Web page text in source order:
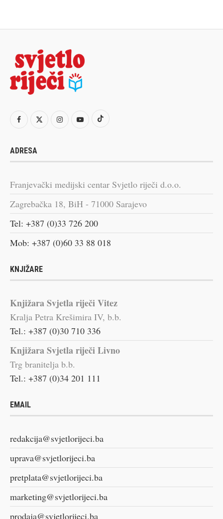
ADRESA
Franjevački medijski centar Svjetlo riječi d.o.o.
Zagrebačka 18, BiH - 71000 Sarajevo
Tel: +387 (0)33 726 200
Mob: +387 (0)60 33 88 018
KNJIŽARE
Knjižara Svjetla riječi Vitez
Kralja Petra Krešimira IV, b.b.
Tel.: +387 (0)30 710 336
Knjižara Svjetla riječi Livno
Trg branitelja b.b.
Tel.: +387 (0)34 201 111
EMAIL
redakcija@svjetlorijeci.ba
uprava@svjetlorijeci.ba
pretplata@svjetlorijeci.ba
marketing@svjetlorijeci.ba
prodaja@svjetlorijeci.ba